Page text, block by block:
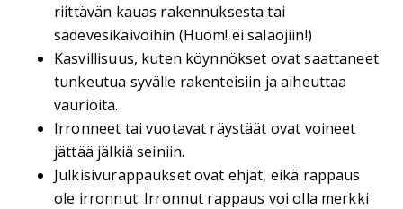
riittävän kauas rakennuksesta tai
sadevesikaivoihin (Huom! ei salaojiin!)
Kasvillisuus, kuten köynnökset ovat saattaneet
tunkeutua syvälle rakenteisiin ja aiheuttaa
vaurioita.
Irronneet tai vuotavat räystäät ovat voineet
jättää jälkiä seiniin.
Julkisivurappaukset ovat ehjät, eikä rappaus
ole irronnut. Irronnut rappaus voi olla merkki